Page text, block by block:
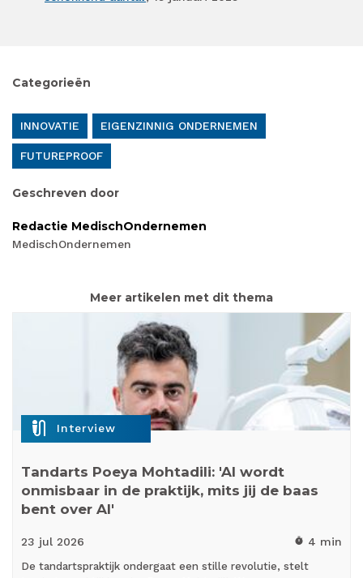
Categorieën
INNOVATIE EIGENZINNIG ONDERNEMEN
FUTUREPROOF
Geschreven door
Redactie MedischOndernemen
MedischOndernemen
Meer artikelen met dit thema
mic_external_on Interview
Tandarts Poeya Mohtadili: 'AI wordt
onmisbaar in de praktijk, mits jij de baas
bent over AI'
23 jul 2026 timer 4 min
De tandartspraktijk ondergaat een stille revolutie, stelt